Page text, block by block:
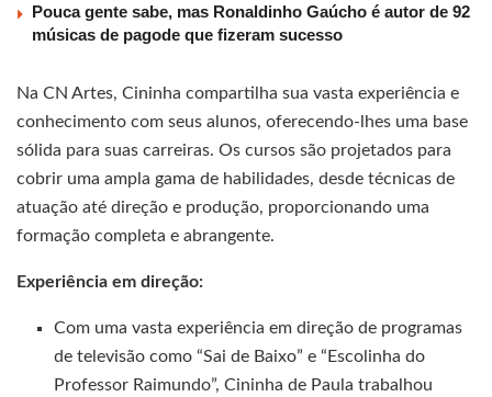
Pouca gente sabe, mas Ronaldinho Gaúcho é autor de 92
músicas de pagode que fizeram sucesso
Na CN Artes, Cininha compartilha sua vasta experiência e
conhecimento com seus alunos, oferecendo-lhes uma base
sólida para suas carreiras. Os cursos são projetados para
cobrir uma ampla gama de habilidades, desde técnicas de
atuação até direção e produção, proporcionando uma
formação completa e abrangente.
Experiência em direção:
Com uma vasta experiência em direção de programas
de televisão como “Sai de Baixo” e “Escolinha do
Professor Raimundo”, Cininha de Paula trabalhou